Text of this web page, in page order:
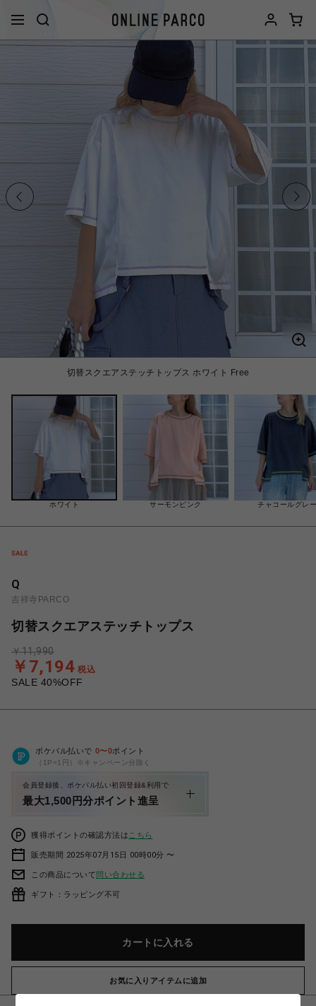
切替スクエアステッチトップス ホワイト Free
ホワイト サーモンピンク チャコールグレー
Q
吉祥寺PARCO
切替スクエアステッチトップス
SALE 40%OFF
￥7,194 税込
￥11,990
ポケパル払いで 0〜0ポイント
（1P=1円）※キャンペーン分除く
会員登録後、ポケパル払い初回登録&利用で
最大1,500円分ポイント進呈
獲得ポイントの確認方法は こちら
販売期間 2025年07月15日 00時00分 〜
この商品について問い合わせる
ギフト：ラッピング不可
カートに入れる
お気に入りアイテムに追加